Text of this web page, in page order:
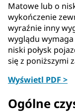
Matowe lub o
wykończenie
wyraźnie inny
wyglądu
niski połysk
się z poniższymi
Wyświetl PDF >
Ogólne